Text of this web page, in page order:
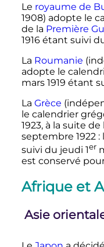
Le royaume de
1908) adopte le
de la Première
1916étant suivi
La Roumanie
adopte le
mars 1919 étant
La Grèce
le calendrier
1923, à la suite
septembre 1922 :
suivi du jeudi 1er
est conservé
Afrique et
Asie